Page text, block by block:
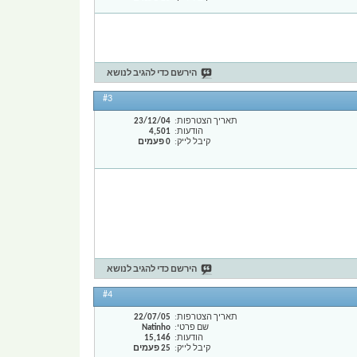
הירשם כדי להגיב לנושא
#3
תאריך הצטרפות
23/12/04
הודעות
4,501
קיבל לייק
0 פעמים
הירשם כדי להגיב לנושא
#4
תאריך הצטרפות
22/07/05
שם פרטי
Natinho
הודעות
15,146
קיבל לייק
25 פעמים